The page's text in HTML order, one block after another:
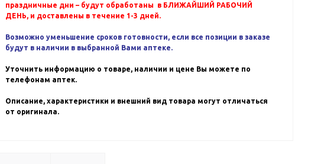
праздничные дни – будут обработаны в БЛИЖАЙШИЙ РАБОЧИЙ
ДЕНЬ, и доставлены в течение 1-3 дней.
Возможно уменьшение сроков готовности, если все позиции в заказе
будут в наличии в выбранной Вами аптеке.
Уточнить информацию о товаре, наличии и цене Вы можете по
телефонам аптек.
Описание, характеристики и внешний вид товара могут отличаться
от оригинала.